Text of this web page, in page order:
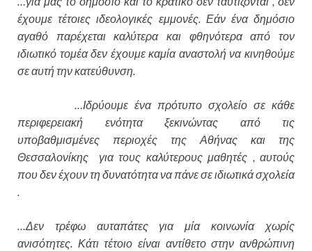
έχουμε τέτοιες ιδεολογικές εμμονές. Εάν ένα δημόσιο
αγαθό παρέχεται καλύτερα και φθηνότερα από τον
ιδιωτικό τομέα δεν έχουμε καμία αναστολή να κινηθούμε
σε αυτή την κατεύθυνση.
…Ιδρύουμε ένα πρότυπο σχολείο σε κάθε
περιφερειακή ενότητα ξεκινώντας από τις
υποβαθμισμένες περιοχές της Αθήνας και της
Θεσσαλονίκης για τους καλύτερους μαθητές , αυτούς
που δεν έχουν τη δυνατότητα να πάνε σε ιδιωτικά σχολεία
.
…Δεν τρέφω αυταπάτες για μία κοινωνία χωρίς
ανισότητες. Κάτι τέτοιο είναι αντίθετο στην ανθρώπινη